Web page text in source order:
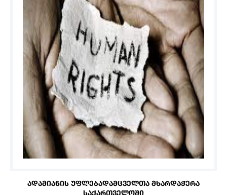
ᲐᲓᲐᲛᲘᲐᲜᲘᲡ ᲣᲤᲚᲔᲑᲐᲓᲐᲛᲪᲕᲔᲚᲗᲐ ᲛᲮᲐᲠᲓᲐᲭᲔᲠᲐ
ᲡᲐᲥᲐᲠᲗᲕᲔᲚᲝᲨᲘ